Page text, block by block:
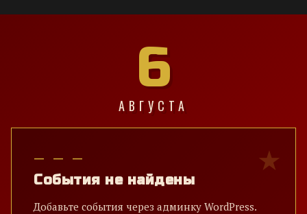
6
АВГУСТА
— — —
События не найдены
Добавьте события через админку WordPress.